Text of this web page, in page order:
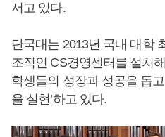
서고 있다.
단국대는 2013년 국내 대학
조직인 CS경영센터를 설치
학생들의 성장과 성공을 돕
을 실현’하고 있다.